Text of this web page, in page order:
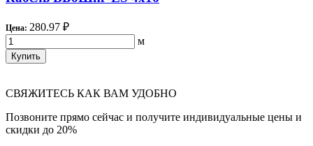
Цена: 280.97 ₽
м
Купить
СВЯЖИТЕСЬ КАК ВАМ УДОБНО
Позвоните прямо сейчас и получите индивидуальные цены и
скидки до 20%